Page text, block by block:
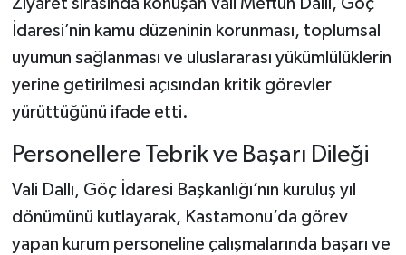
İdaresi’nin kamu düzeninin korunması, toplumsal
uyumun sağlanması ve uluslararası yükümlülüklerin
yerine getirilmesi açısından kritik görevler
yürüttüğünü ifade etti.
Personellere Tebrik ve Başarı Dileği
Vali Dallı, Göç İdaresi Başkanlığı’nın kuruluş yıl
dönümünü kutlayarak, Kastamonu’da görev
yapan kurum personeline çalışmalarında başarı ve
Taşköprü Haberleri
Tosya Haberleri
Karadeniz Haberleri
Teknoloji Haberleri